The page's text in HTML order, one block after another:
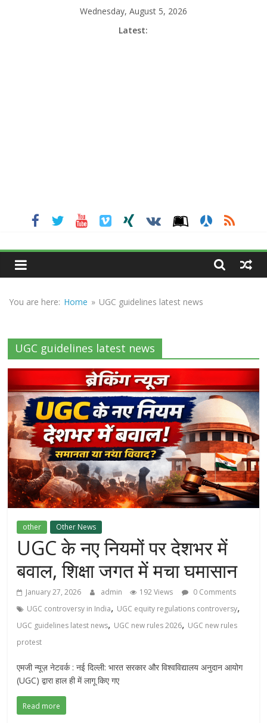
Wednesday, August 5, 2026
Latest:
MGNEWSINDIA
Sach
You are here: Home » UGC guidelines latest news
UGC guidelines latest news
other Other News
UGC के नए नियमों पर देशभर में
बवाल, शिक्षा जगत में मचा घमासान
January 27, 2026 admin 192 Views
0 Comments
UGC controversy in India, UGC equity regulations controversy,
UGC guidelines latest news, UGC new rules 2026, UGC new rules
protest
एमजी न्यूज़ नेटवर्क : नई दिल्ली: भारत सरकार और विश्वविद्यालय अनुदान आयोग
(UGC) द्वारा हाल ही में लागू किए गए
Read more